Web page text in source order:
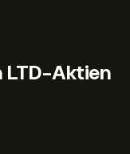
LTD-Aktien